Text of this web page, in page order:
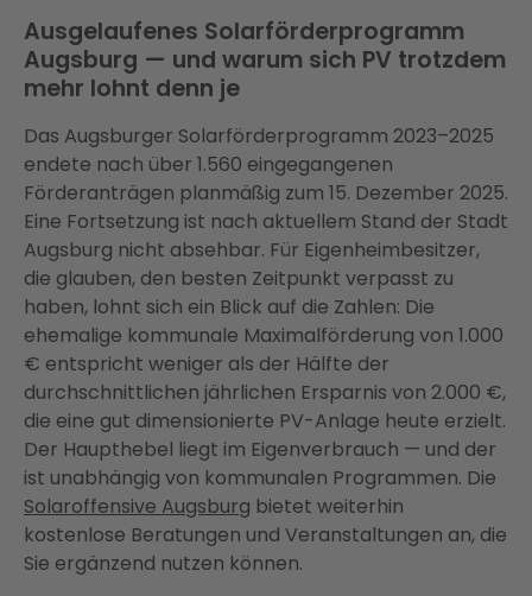
Ausgelaufenes Solarförderprogramm
Augsburg — und warum sich PV trotzdem
mehr lohnt denn je
Das Augsburger Solarförderprogramm 2023–2025
endete nach über 1.560 eingegangenen
Förderanträgen planmäßig zum 15. Dezember 2025.
Eine Fortsetzung ist nach aktuellem Stand der Stadt
Augsburg nicht absehbar. Für Eigenheimbesitzer,
die glauben, den besten Zeitpunkt verpasst zu
haben, lohnt sich ein Blick auf die Zahlen: Die
ehemalige kommunale Maximalförderung von 1.000
€ entspricht weniger als der Hälfte der
durchschnittlichen jährlichen Ersparnis von 2.000 €,
die eine gut dimensionierte PV-Anlage heute erzielt.
Der Haupthebel liegt im Eigenverbrauch — und der
ist unabhängig von kommunalen Programmen. Die
Solaroffensive Augsburg bietet weiterhin
kostenlose Beratungen und Veranstaltungen an, die
Sie ergänzend nutzen können.